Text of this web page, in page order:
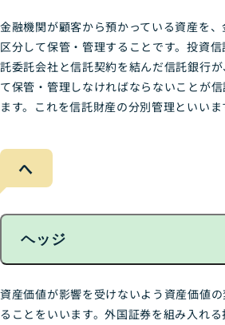
金融機関が顧客から預かっている資産を
区分して保管・管理することです。投資
託委託会社と信託契約を結んだ信託銀行
て保管・管理しなければならないことが
ます。これを信託財産の分別管理といいま
へ
ヘッジ
資産価値が影響を受けないよう資産価値
ることをいいます。外国証券を組み入れ